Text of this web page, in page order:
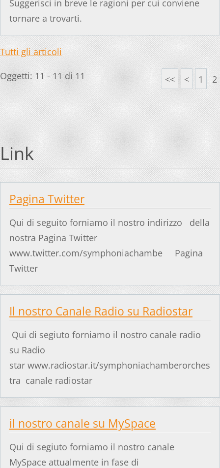
Suggerisci in breve le ragioni per cui conviene
tornare a trovarti.
Tutti gli articoli
Oggetti: 11 - 11 di 11 << < 1 2
Link
Pagina Twitter
Qui di seguito forniamo il nostro indirizzo della
nostra Pagina Twitter
www.twitter.com/symphoniachambe Pagina
Twitter
Il nostro Canale Radio su Radiostar
Qui di segiuto forniamo il nostro canale radio
su Radio
star www.radiostar.it/symphoniachamberorches
tra canale radiostar
il nostro canale su MySpace
Qui di segiuto forniamo il nostro canale
MySpace attualmente in fase di